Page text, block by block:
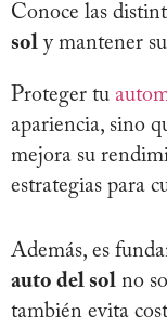
Conoce las
sol y mantener
Proteger tu
apariencia, sino
mejora su
estrategias para
Además, es
auto del sol no
también evita